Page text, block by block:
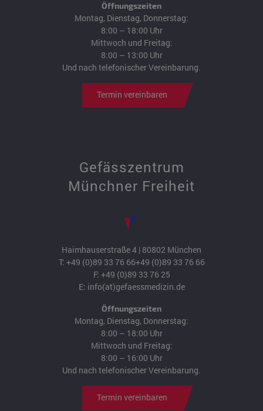
Öffnungszeiten
Montag, Dienstag, Donnerstag:
8:00 – 18:00 Uhr
Mittwoch und Freitag:
8:00 – 13:00 Uhr
Und nach telefonischer Vereinbarung.
Termin vereinbaren
Gefässzentrum
Münchner Freiheit
Haimhauserstraße 4 | 80802 München
T: +49 (0)89 33 76 66+49 (0)89 33 76 66
F: +49 (0)89 33 76 25
E: info(at)gefaessmedizin.de
Öffnungszeiten
Montag, Dienstag, Donnerstag:
8:00 – 18:00 Uhr
Mittwoch und Freitag:
8:00 – 16:00 Uhr
Und nach telefonischer Vereinbarung.
Termin vereinbaren